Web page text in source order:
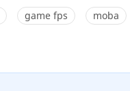
game fps moba